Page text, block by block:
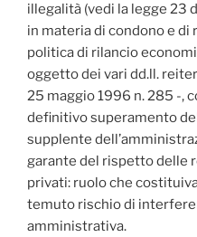
illegalità (vedi la legge 23
in materia di condono e di
politica di rilancio
oggetto dei vari dd.ll.
25 maggio 1996 n. 285 -,
definitivo superamento
supplente
garante del rispetto delle
privati: ruolo che
temuto rischio di
amministrativa.